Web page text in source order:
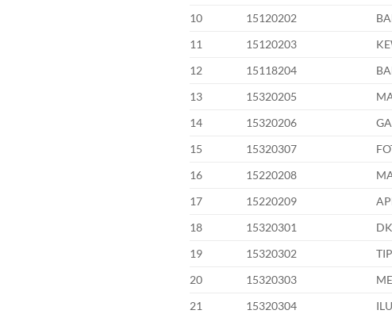
10
15120202
11
15120203
12
15118204
13
15320205
14
15320206
15
15320307
16
15220208
17
15220209
18
15320301
19
15320302
20
15320303
21
15320304